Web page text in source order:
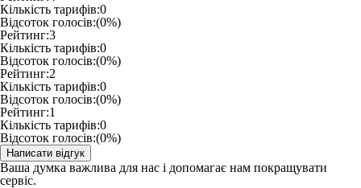
Кількість тарифів:0
Відсоток голосів:(0%)
Рейтинг:3
Кількість тарифів:0
Відсоток голосів:(0%)
Рейтинг:2
Кількість тарифів:0
Відсоток голосів:(0%)
Рейтинг:1
Кількість тарифів:0
Відсоток голосів:(0%)
Ваша думка важлива для нас і допомагає нам покращувати
сервіс.